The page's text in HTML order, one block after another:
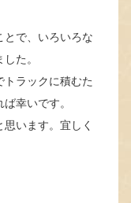
とで、いろいろな
た。
ラックに積むた
幸いです。
います。宜しく